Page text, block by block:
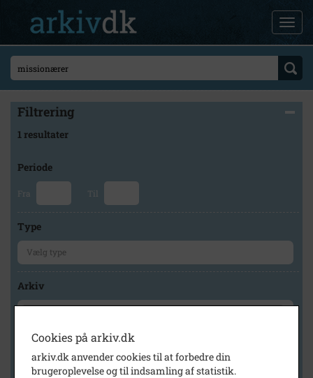
Filtrering
1 resultater
Periode
Fra Til
Type
Arkiv
Geografi
Cookies på arkiv.dk
arkiv.dk anvender cookies til at forbedre din
brugeroplevelse og til indsamling af statistik.